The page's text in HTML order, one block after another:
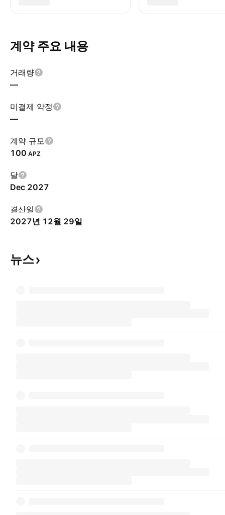
계약 주요 내용
거래량
—
미결제 약정
—
계약 규모
100 APZ
달
Dec 2027
결산일
2027년 12월 29일
뉴스